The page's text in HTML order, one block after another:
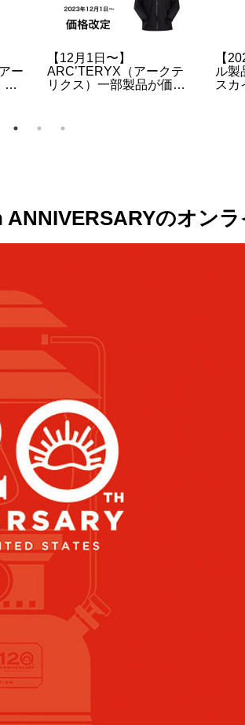
販
ア
【2023FW】ヌプシジャケ
ット(ND92335)の予約・
抽選・販売情報のまとめ |
【
トジ
の予
のオン